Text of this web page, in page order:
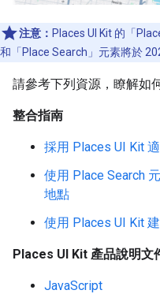
注意： Places UI Kit 的「
和「Place Search」元素將於
請參考下列資源，瞭解如
整合指南
採用 Places UI Kit
使用 Place Search
地點
使用 Places UI Kit
Places UI Kit 產品說明文
JavaScript